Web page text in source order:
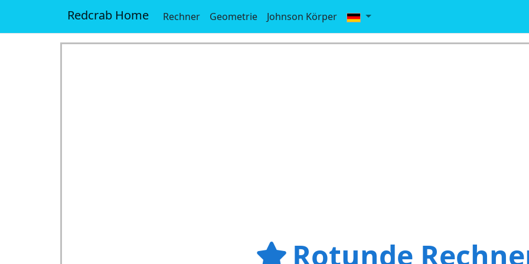
Redcrab Home Rechner Geometrie Johnson Körper
Rotunde